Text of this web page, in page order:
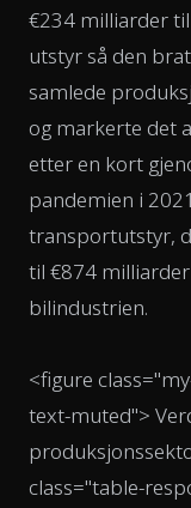
€234 milliarder
utstyr så den
samlede
og markerte det
etter en kort
pandemien i
transportutstyr,
til €874
bilindustrien.
<figure
text-muted">
class="table-